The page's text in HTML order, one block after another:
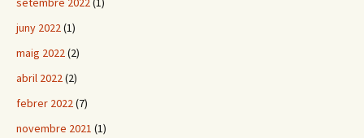
juny 2022(1)
maig 2022(2)
abril 2022(2)
febrer 2022(7)
novembre 2021 (1)